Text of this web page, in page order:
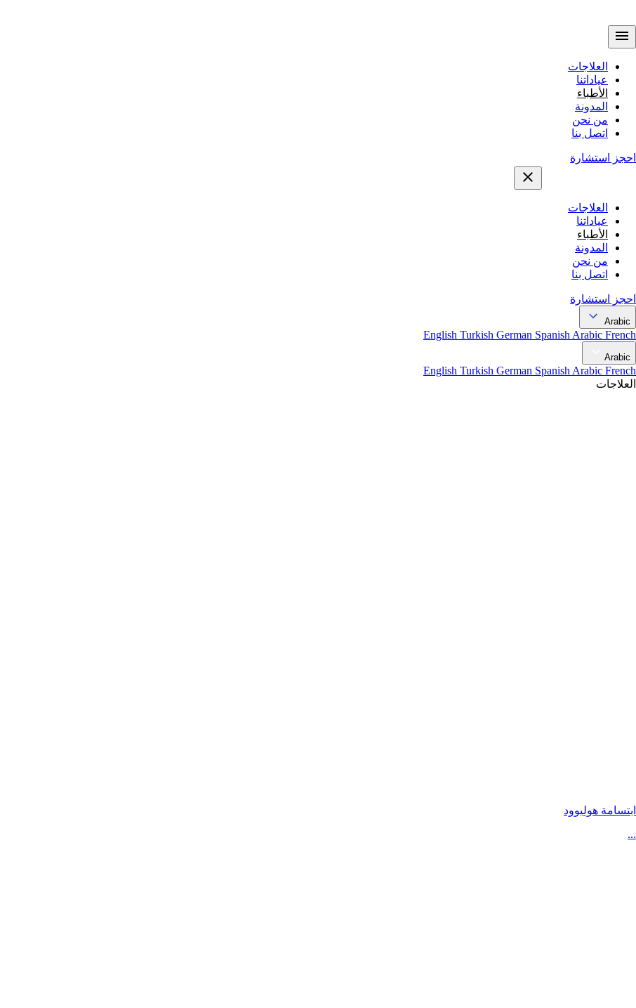
العلاجات
عياداتنا
الأطباء
المدونة
من نحن
اتصل بنا
احجز استشارة
العلاجات
عياداتنا
الأطباء
المدونة
من نحن
اتصل بنا
احجز استشارة
Arabic
English Turkish German Spanish Arabic French
Arabic
English Turkish German Spanish Arabic French
العلاجات
ابتسامة هوليوود
...